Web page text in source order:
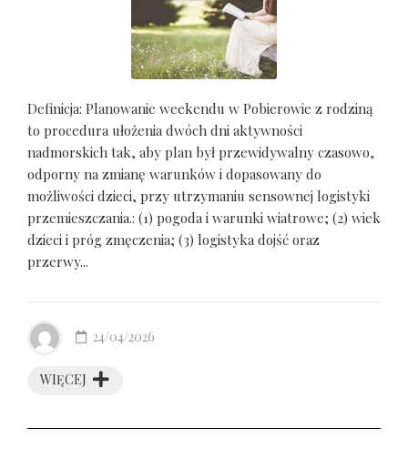
Definicja: Planowanie weekendu w Pobierowie z rodziną
to procedura ułożenia dwóch dni aktywności
nadmorskich tak, aby plan był przewidywalny czasowo,
odporny na zmianę warunków i dopasowany do
możliwości dzieci, przy utrzymaniu sensownej logistyki
przemieszczania.: (1) pogoda i warunki wiatrowe; (2) wiek
dzieci i próg zmęczenia; (3) logistyka dojść oraz
przerwy...
WIĘCEJ
24/04/2026